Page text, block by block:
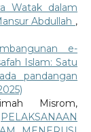
Watak dalam
Abdullah ,
e-
Islam: Satu
pandangan
Misrom,
PELAKSANAAN